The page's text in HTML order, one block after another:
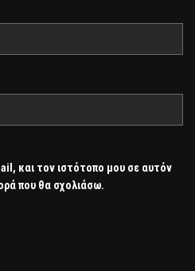
και τον ιστότοπο μου σε αυτόν
που θα σχολιάσω.